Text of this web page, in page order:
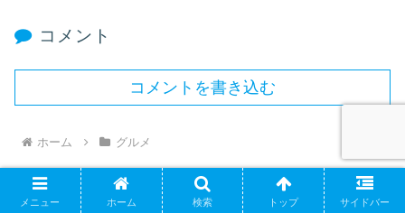
コメント
コメントを書き込む
ホーム グルメ
メニュー ホーム 検索 トップ サイドバー